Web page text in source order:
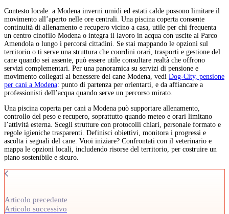
Contesto locale: a Modena inverni umidi ed estati calde possono limitare il
movimento all’aperto nelle ore centrali. Una piscina coperta consente
continuità di allenamento e recupero vicino a casa, utile per chi frequenta
un centro cinofilo Modena o integra il lavoro in acqua con uscite al Parco
Amendola o lungo i percorsi cittadini. Se stai mappando le opzioni sul
territorio o ti serve una struttura che coordini orari, trasporti e gestione del
cane quando sei assente, può essere utile consultare realtà che offrono
servizi complementari. Per una panoramica su servizi di pensione e
movimento collegati al benessere del cane Modena, vedi Dog-City, pensione
per cani a Modena: punto di partenza per orientarti, e da affiancare a
professionisti dell’acqua quando serve un percorso mirato.
Una piscina coperta per cani a Modena può supportare allenamento,
controllo del peso e recupero, soprattutto quando meteo e orari limitano
l’attività esterna. Scegli strutture con protocolli chiari, personale formato e
regole igieniche trasparenti. Definisci obiettivi, monitora i progressi e
ascolta i segnali del cane. Vuoi iniziare? Confrontati con il veterinario e
mappa le opzioni locali, includendo risorse del territorio, per costruire un
piano sostenibile e sicuro.
Articolo precedente
Articolo successivo